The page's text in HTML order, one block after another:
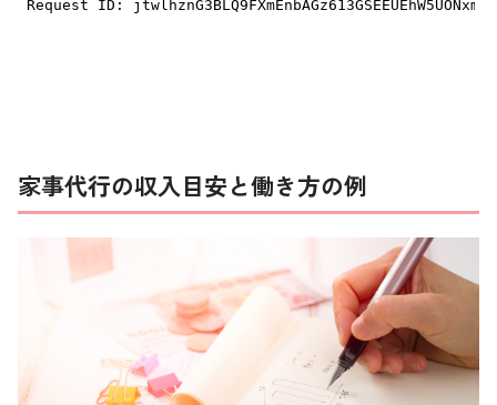
家事代行の収入目安と働き方の例